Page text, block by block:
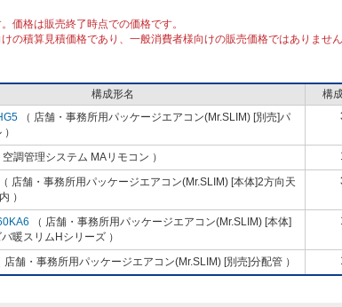
価格は販売終了時点での価格です。
の積算見積価格であり、一般消費者様向けの販売価格ではありませ
構成形名
構
（ 店舗・事務所用パッケージエアコン(Mr.SLIM) [別売]パ
空調管理システム MAリモコン ）
（ 店舗・事務所用パッケージエアコン(Mr.SLIM) [本体]2方向天
）
（ 店舗・事務所用パッケージエアコン(Mr.SLIM) [本体]
暖スリムHシリーズ ）
店舗・事務所用パッケージエアコン(Mr.SLIM) [別売]分配管 ）